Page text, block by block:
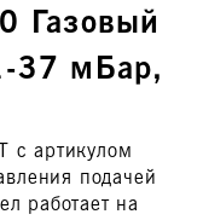
Газовый
37 мБар,
с артикулом
подачей
работает на